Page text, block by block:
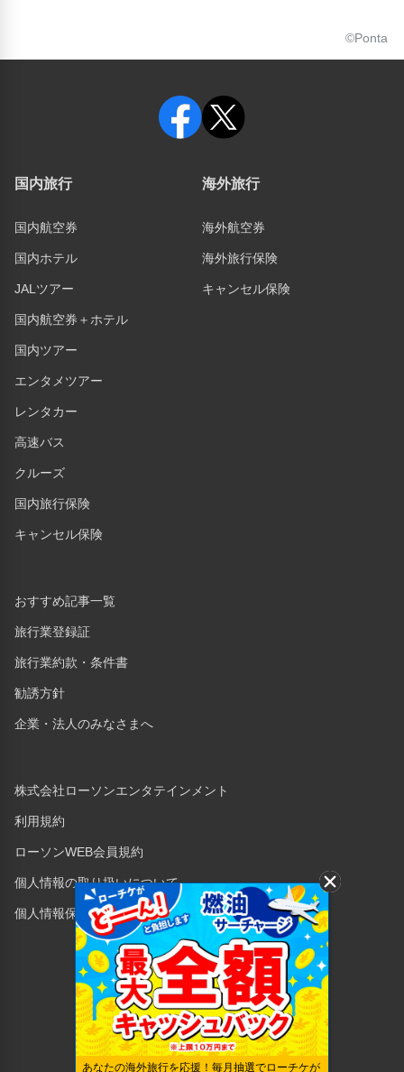
©Ponta
国内旅行
国内航空券
国内ホテル
JALツアー
国内航空券＋ホテル
国内ツアー
エンタメツアー
レンタカー
高速バス
クルーズ
国内旅行保険
キャンセル保険
海外旅行
海外航空券
海外旅行保険
キャンセル保険
おすすめ記事一覧
旅行業登録証
旅行業約款・条件書
勧誘方針
企業・法人のみなさまへ
株式会社ローソンエンタテインメント
利用規約
ローソンWEB会員規約
個人情報の取り扱いについて
個人情報保護方針
Copyright © 1998 Lawson Entertainment, Inc.
あなたの海外旅行を応援！毎月抽選でローチケが